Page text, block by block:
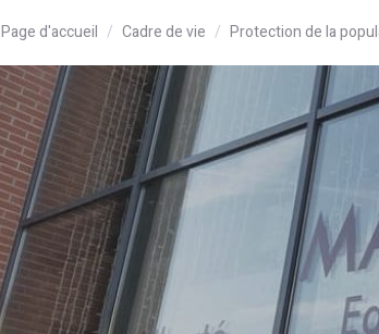
Page d'accueil Cadre de vie Protection de la